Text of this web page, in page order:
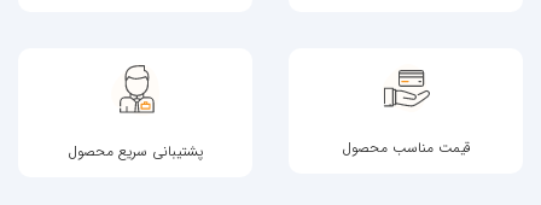
قیمت مناسب محصول پشتیبانی سریع محصول